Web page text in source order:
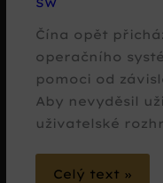
Čína opět
operačního
pomoci od
Aby nevyděsil
uživatelské
Celý text »